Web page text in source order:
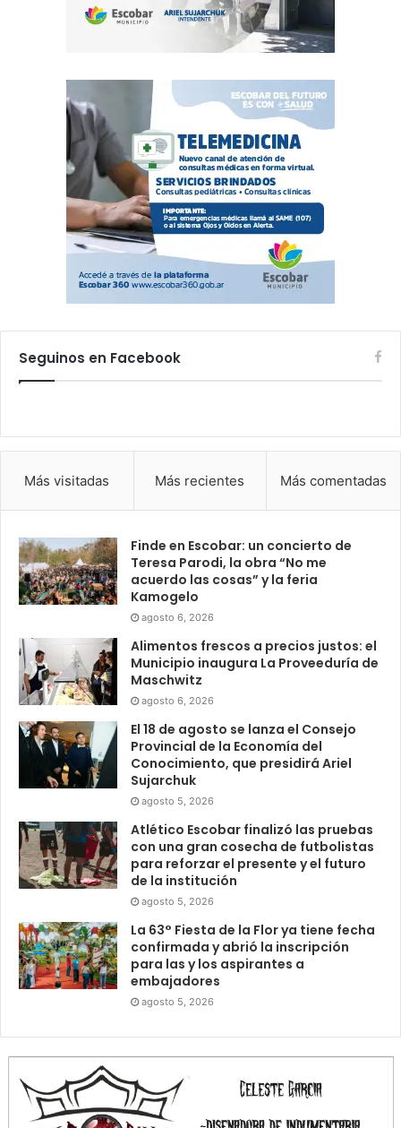
Seguinos en Facebook
Más visitadas Más recientes Más comentadas
Finde en Escobar: un concierto de
Teresa Parodi, la obra “No me
acuerdo las cosas” y la feria
Kamogelo
agosto 6, 2026
Alimentos frescos a precios justos: el
Municipio inaugura La Proveeduría de
Maschwitz
agosto 6, 2026
El 18 de agosto se lanza el Consejo
Provincial de la Economía del
Conocimiento, que presidirá Ariel
Sujarchuk
agosto 5, 2026
Atlético Escobar finalizó las pruebas
con una gran cosecha de futbolistas
para reforzar el presente y el futuro
de la institución
agosto 5, 2026
La 63° Fiesta de la Flor ya tiene fecha
confirmada y abrió la inscripción
para las y los aspirantes a
embajadores
agosto 5, 2026